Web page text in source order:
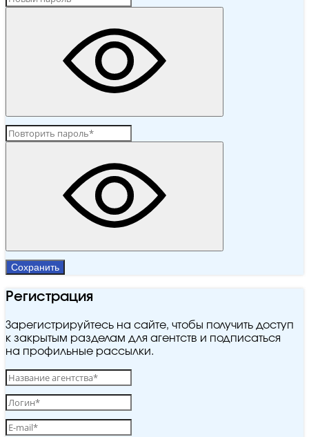
Сохранить
Регистрация
Зарегистрируйтесь на сайте, чтобы получить доступ
к закрытым разделам для агентств и подписаться
на профильные рассылки.